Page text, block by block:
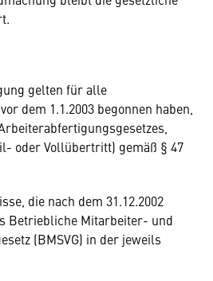
gelten für alle
dem 1.1.2003 begonnen haben,
oder Vollübertritt) gemäß § 47
die nach dem 31.12.2002
Betriebliche Mitarbeiter- und
(BMSVG) in der jeweils